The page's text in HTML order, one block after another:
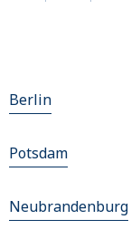
Berlin
Potsdam
Neubrandenburg